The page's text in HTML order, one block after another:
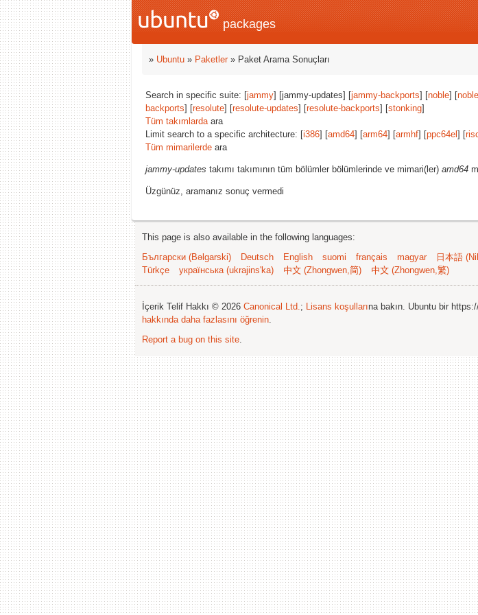
packages
» Ubuntu » Paketler» Paket Arama Sonuçları
Search in specific suite: [jammy] [jammy-updates] [jammy-backports] [noble] [
backports] [resolute] [resolute-updates] [resolute-backports] [stonking]
Tüm takımlardaara
Limit search to a specific architecture: [i386] [amd64] [arm64] [armhf] [ppc64el ] [
Tüm mimarilerde ara
jammy-updates takımı takımının tüm bölümler bölümlerinde ve mimari(ler) amd64
Üzgünüz, aramanız sonuç vermedi
This page is also available in the following languages:
Български (Bəlgarski)
Deutsch English suomi français magyar 日本語
Türkçe
українська (ukrajins'ka) 中文 (Zhongwen,简) 中文 (Zhongwen,繁)
İçerik Telif Hakkı © 2026 Canonical Ltd.; Lisans koşullarına bakın. Ubuntu bir
hakkında daha fazlasını öğrenin.
Report a bug on this site.